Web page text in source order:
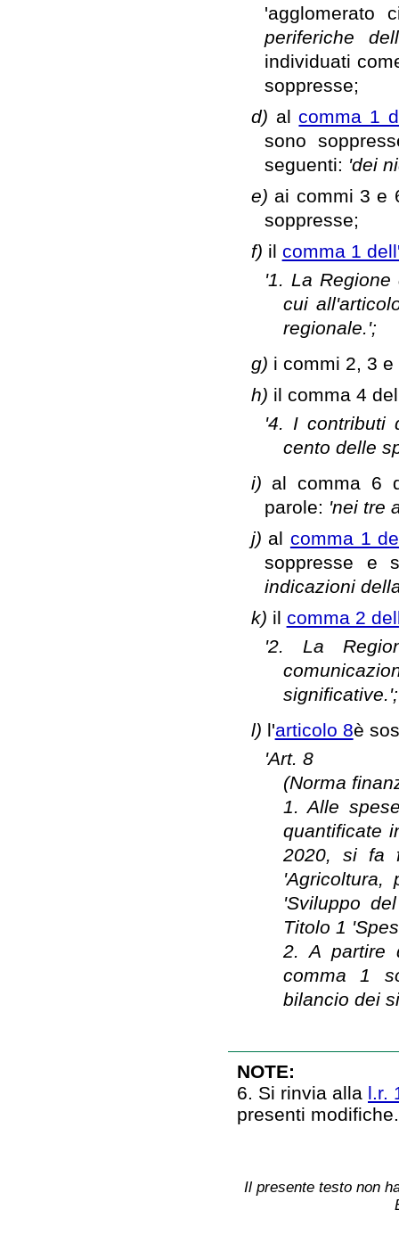
'agglomerato
periferiche
individuati
soppresse;
d) alcomma 1
sono
seguenti: 'dei
e) ai commi 3 e
soppresse;
f) il comma 1
'1. La
cui
regionale.';
g) i commi 2, 3 e
h) il comma 4
'4. I contributi
cento delle
i) al comma 6
parole: 'nei tre
j) al comma 1
soppresse e
indicazioni
k) il comma 2
'2. La
significative.';
l) l'articolo 8è
'Art. 8
(Norma
1. Alle
quantificate
2020, si fa
'Agricoltura,
'Sviluppo
Titolo 1
2. A partire
comma 1
bilancio dei
NOTE:
6. Si rinvia alla l.r.
presenti
Il presente testo non